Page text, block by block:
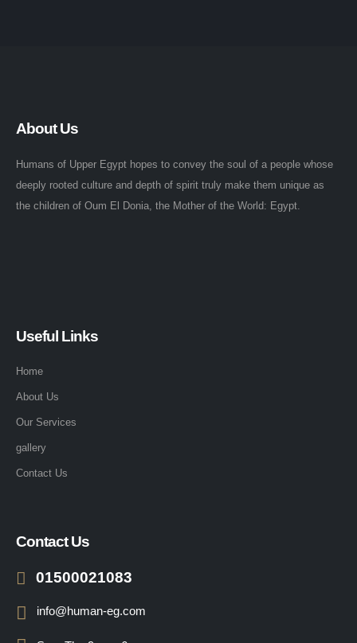
About Us
Humans of Upper Egypt hopes to convey the soul of a people whose
deeply rooted culture and depth of spirit truly make them unique as
the children of Oum El Donia, the Mother of the World: Egypt.
Useful Links
Home
About Us
Our Services
gallery
Contact Us
Contact Us
01500021083
info@human-eg.com